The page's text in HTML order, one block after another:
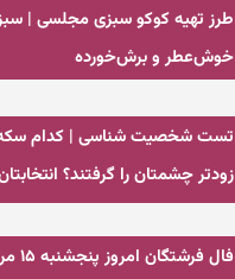
طرز تهیه کوکو سبزی مجلسی |
خوش‌عطر و برش‌خورده
تست شخصیت شناسی | کدام
زودتر چشمتان را گرفتند؟
فال